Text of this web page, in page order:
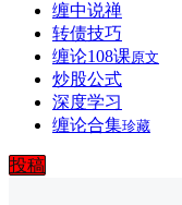
缠中说禅
转债技巧
缠论108课原文
炒股公式
深度学习
缠论合集珍藏
投稿